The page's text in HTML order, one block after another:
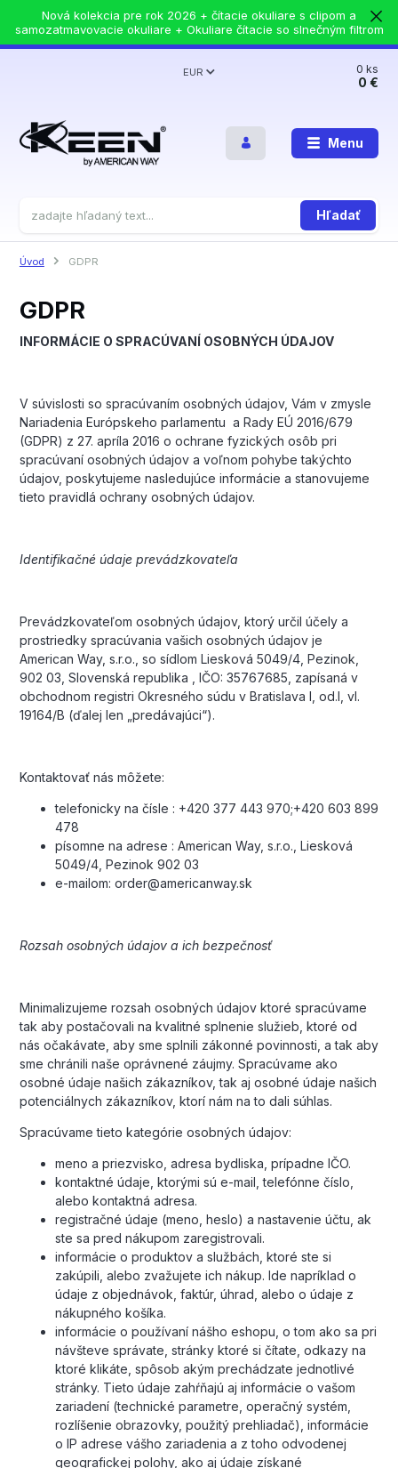
Nová kolekcia pre rok 2026 + čítacie okuliare s clipom a
samozatmavovacie okuliare + Okuliare čítacie so slnečným filtrom
Menu
EUR
Hľadať
0ks
0 €
Úvod GDPR
GDPR
INFORMÁCIE O SPRACÚVANÍ OSOBNÝCH ÚDAJOV
V súvislosti so spracúvaním osobných údajov, Vám v zmysle
Nariadenia Európskeho parlamentu a Rady EÚ 2016/679
(GDPR) z 27. apríla 2016 o ochrane fyzických osôb pri
spracúvaní osobných údajov a voľnom pohybe takýchto
údajov, poskytujeme nasledujúce informácie a stanovujeme
tieto pravidlá ochrany osobných údajov.
Identifikačné údaje prevádzkovateľa
Prevádzkovateľom osobných údajov, ktorý určil účely a
prostriedky spracúvania vašich osobných údajov je
American Way, s.r.o., so sídlom Liesková 5049/4, Pezinok,
902 03, Slovenská republika , IČO: 35767685, zapísaná v
obchodnom registri Okresného súdu v Bratislava I, od.I, vl.
19164/B (ďalej len „predávajúci“).
Kontaktovať nás môžete:
telefonicky na čísle : +420 377 443 970;+420 603 899
478
písomne na adrese : American Way, s.r.o., Liesková
5049/4, Pezinok 902 03
e-mailom: order@americanway.sk
Rozsah osobných údajov a ich bezpečnosť
Minimalizujeme rozsah osobných údajov ktoré spracúvame
tak aby postačovali na kvalitné splnenie služieb, ktoré od
nás očakávate, aby sme splnili zákonné povinnosti, a tak aby
sme chránili naše oprávnené záujmy. Spracúvame ako
osobné údaje našich zákazníkov, tak aj osobné údaje našich
potenciálnych zákazníkov, ktorí nám na to dali súhlas.
Spracúvame tieto kategórie osobných údajov:
meno a priezvisko, adresa bydliska, prípadne IČO.
kontaktné údaje, ktorými sú e-mail, telefónne číslo,
alebo kontaktná adresa.
registračné údaje (meno, heslo) a nastavenie účtu, ak
ste sa pred nákupom zaregistrovali.
informácie o produktov a službách, ktoré ste si
zakúpili, alebo zvažujete ich nákup. Ide napríklad o
údaje z objednávok, faktúr, úhrad, alebo o údaje z
nákupného košíka.
informácie o používaní nášho eshopu, o tom ako sa pri
návšteve správate, stránky ktoré si čítate, odkazy na
ktoré klikáte, spôsob akým prechádzate jednotlivé
stránky. Tieto údaje zahŕňajú aj informácie o vašom
zariadení (technické parametre, operačný systém,
rozlíšenie obrazovky, použitý prehliadač), informácie
o IP adrese vášho zariadenia a z toho odvodenej
geografickej polohy, ako aj údaje získané